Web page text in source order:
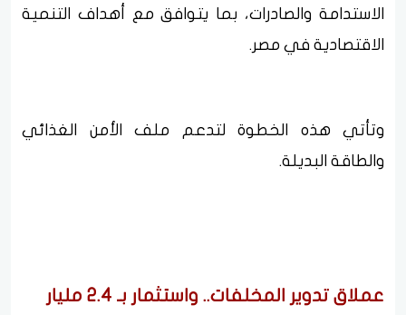
الاستدامة والصادرات، بما يتوافق مع أهداف التنمية
الاقتصادية في مصر.
وتأتي هذه الخطوة لتدعم ملف الأمن الغذائي
والطاقة البديلة.
عملاق تدوير المخلفات.. واستثمار بـ 2.4 مليار